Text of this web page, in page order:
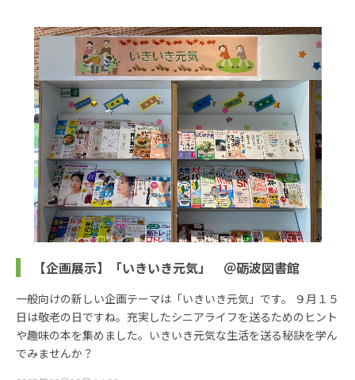
【企画展示】「いきいき元気」 ＠砺波図書館
一般向けの新しい企画テーマは「いきいき元気」です。 ９月１５
日は敬老の日ですね。充実したシニアライフを送るためのヒント
や趣味の本を集めました。いきいき元気な生活を送る秘訣を学ん
でみませんか？